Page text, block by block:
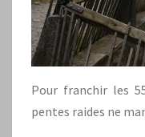
Pour franchir les
pentes raides ne